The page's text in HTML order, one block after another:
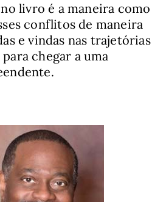
livro é a maneira como
conflitos de maneira
e vindas nas trajetórias
chegar a uma